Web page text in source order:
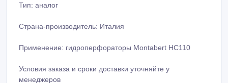
Тип: аналог
Страна-производитель: Италия
Применение: гидроперфораторы Montabert HC110
Условия заказа и сроки доставки уточняйте у
менеджеров